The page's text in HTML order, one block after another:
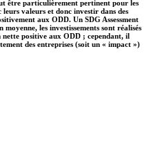
être particulièrement pertinent pour les
valeurs et donc investir dans des
aux ODD. Un SDG Assessment
les investissements sont réalisés
positive aux ODD ; cependant, il
des entreprises (soit un « impact »)